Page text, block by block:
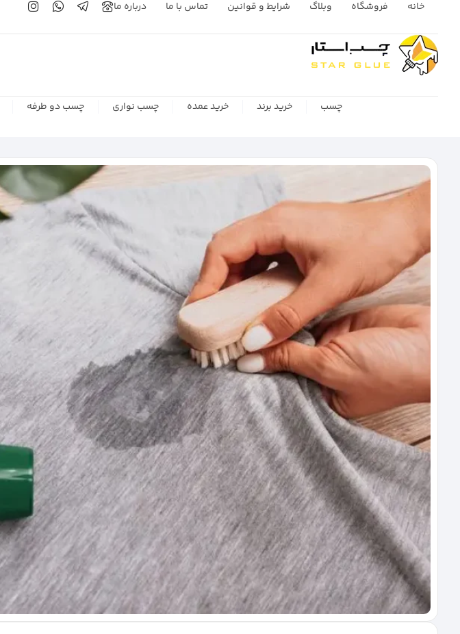
خانه فروشگاه وبلاگ شرایط و قوانین تماس با ما درباره ما
چسب خرید برند خرید عمده چسب نواری چسب دو طرفه